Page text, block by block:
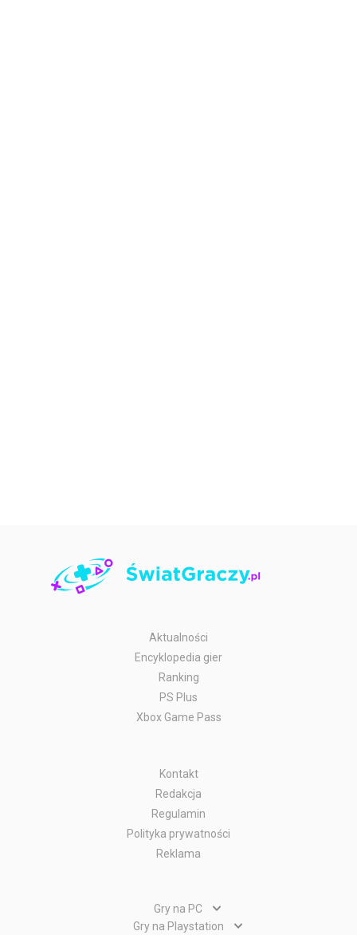
Aktualności
Encyklopedia gier
Ranking
PS Plus
Xbox Game Pass
Kontakt
Redakcja
Regulamin
Polityka prywatności
Reklama
Gry na PC
Gry PC
Gry na Playstation